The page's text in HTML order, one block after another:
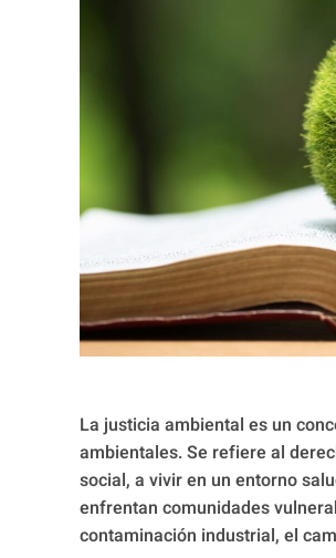
La justicia ambiental es un
ambientales. Se refiere al
social, a vivir en un entorno
enfrentan comunidades
contaminación industrial, el